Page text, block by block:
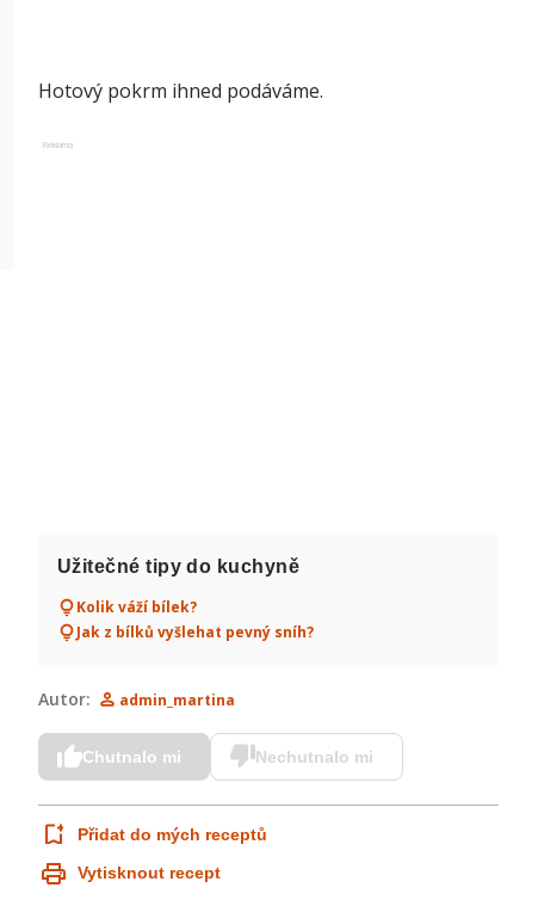
Hotový pokrm ihned podáváme.
Reklama
Užitečné tipy do kuchyně
Kolik váží bílek?
Jak z bílků vyšlehat pevný sníh?
Autor: admin_martina
Chutnalo mi Nechutnalo mi
Přidat do mých receptů
Vytisknout recept